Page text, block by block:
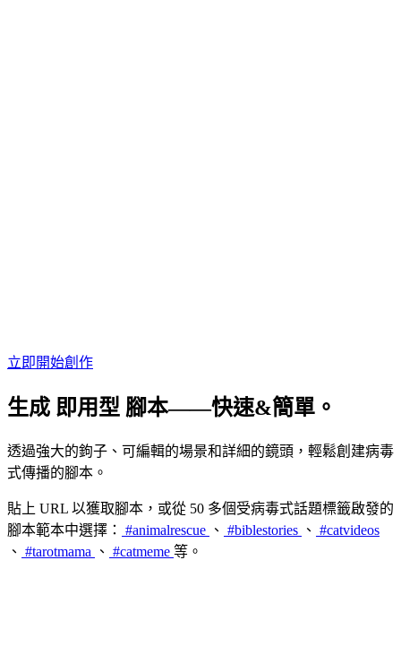
立即開始創作
生成 即用型 腳本——快速&簡單 。
透過強大的鉤子、可編輯的場景和詳細的鏡頭，輕鬆創建病毒
式傳播的腳本。
貼上 URL 以獲取腳本，或從 50 多個受病毒式話題標籤啟發的
腳本範本中選擇： #animalrescue 、 #biblestories 、 #catvideos
、 #tarotmama 、 #catmeme 等。